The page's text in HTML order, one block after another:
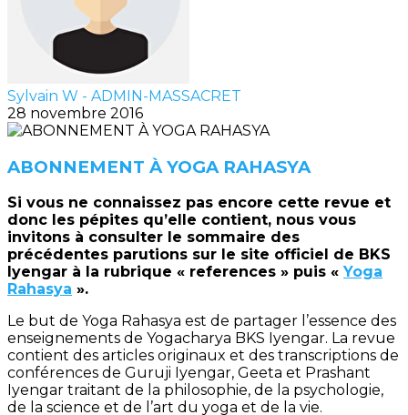
Sylvain W - ADMIN-MASSACRET
28 novembre 2016
ABONNEMENT À YOGA RAHASYA
Si vous ne connaissez pas encore cette revue et
donc les pépites qu’elle contient, nous vous
invitons à consulter le sommaire des
précédentes parutions sur le site officiel de BKS
Iyengar à la rubrique « references » puis « Yoga
Rahasya ».
Le but de Yoga Rahasya est de partager l’essence des
enseignements de Yogacharya BKS Iyengar. La revue
contient des articles originaux et des transcriptions de
conférences de Guruji Iyengar, Geeta et Prashant
Iyengar traitant de la philosophie, de la psychologie,
de la science et de l’art du yoga et de la vie.